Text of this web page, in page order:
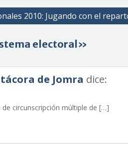
2010: Jugando con el
electoral»
de Jomra dice:
circunscripción múltiple de […]